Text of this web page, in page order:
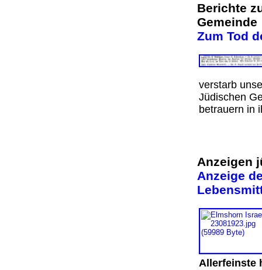
Berichte
Gemeinde
Zum Tod
verstarb
Jüdischen
betrauern
Anzeigen
Anzeige
Allerfeinste